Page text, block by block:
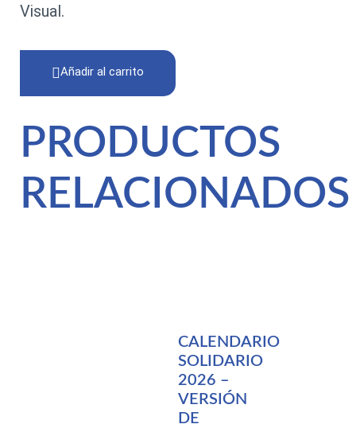
Visual.
Añadir al carrito
PRODUCTOS
RELACIONADOS
CALENDARIO
SOLIDARIO
2026 –
VERSIÓN
DE